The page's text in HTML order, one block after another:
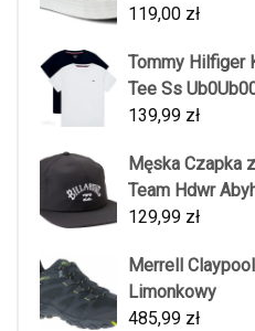
119,00 zł
Tommy Hilfiger
Tee Ss
139,99 zł
Męska Czapka
Team Hdwr
129,99 zł
Merrell
Limonkowy
485,99 zł